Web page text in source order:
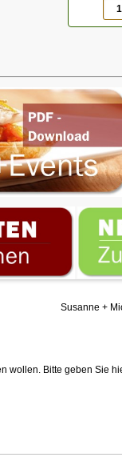
Susanne +
wollen. Bitte geben Sie